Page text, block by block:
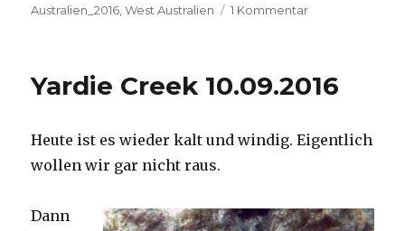
am
Australien_2016 ,West Australien 1 Kommentarzu
Yardie Creek 10.09.2016
Heute ist es wieder kalt und windig. Eigentlich
wollen wir gar nicht raus.
Dann